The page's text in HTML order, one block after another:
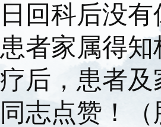
日回科后没
患者家属得
疗后，患者
同志点赞！